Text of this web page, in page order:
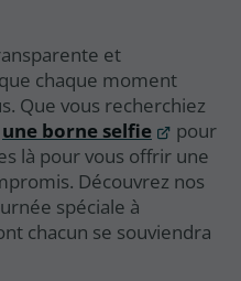
et
chaque moment
Que vous recherchiez
une borne selfie
pour
là pour vous offrir une
Découvrez nos
spéciale à
chacun se souviendra